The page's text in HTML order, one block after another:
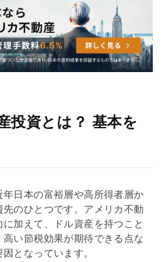
投資とは？ 基本を
日本の富裕層や高所得者層か
先のひとつです。アメリカ不動
加えて、ドル資産を持つこと
い節税効果が期待できる点な
となっています。